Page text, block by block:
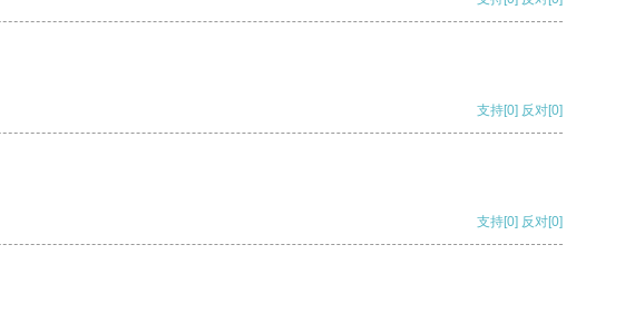
支持[0] 反对[0]
支持[0] 反对[0]